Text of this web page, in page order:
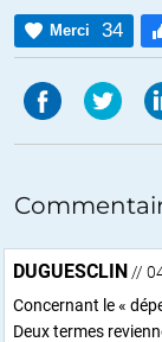
Merci 34
DUGUESCLIN //
Concernant le «
Deux termes